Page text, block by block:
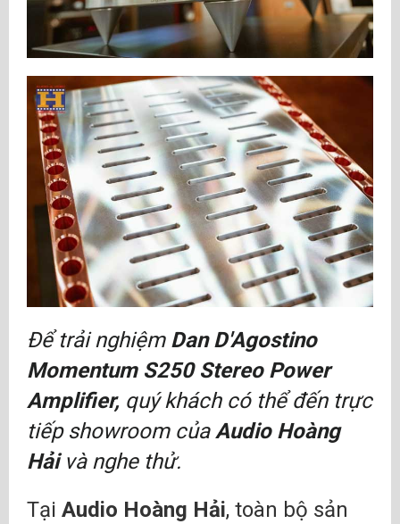
Để trải nghiệmDan D'Agostino
Momentum S250 Stereo Power
Amplifier, quý khách có thể đến trực
tiếp showroom củaAudio Hoàng
Hảivà nghe thử.
Tại Audio Hoàng Hải, toàn bộ sản